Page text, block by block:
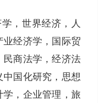
，世界经济，人
经济学，国际贸
民商法学，经济法
国化研究，思想
，企业管理，旅